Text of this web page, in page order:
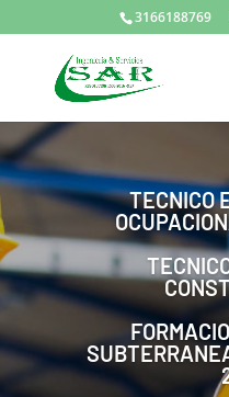
3166188769
TECNICO